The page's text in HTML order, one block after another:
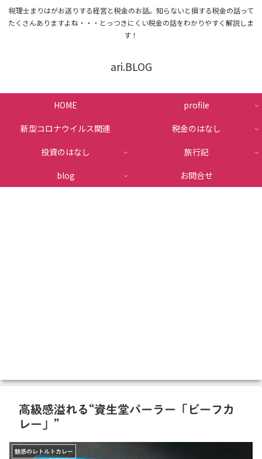
税理士まりはがお送りする経営と税金のお話。知らないと損する税金の話って
たくさんありますよね・・・とっつきにくい税金の話をわかりやすく解説しま
す！
ari.BLOG
HOME
profile
新型コロナウイルス関連
税金のはなし
投資のはなし
旅行記
blog
お問合せ
高級感溢れる“資生堂パーラー「ビーフカ
レー」”
魅惑のレトルトカレー